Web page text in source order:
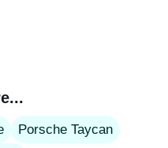
Porsche Taycan